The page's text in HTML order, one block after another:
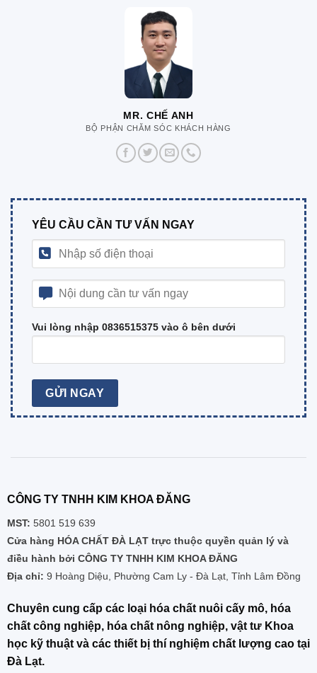
MR. CHẾ ANH
BỘ PHẬN CHĂM SÓC KHÁCH HÀNG
YÊU CẦU CẦN TƯ VẤN NGAY
Vui lòng nhập 0836515375 vào ô bên dưới
CÔNG TY TNHH KIM KHOA ĐĂNG
MST: 5801 519 639
Cửa hàng HÓA CHẤT ĐÀ LẠT trực thuộc quyền quản lý và
điều hành bởi CÔNG TY TNHH KIM KHOA ĐĂNG
Địa chỉ: 9 Hoàng Diệu, Phường Cam Ly - Đà Lạt, Tỉnh Lâm Đồng
Chuyên cung cấp các loại hóa chất nuôi cấy mô, hóa
chất công nghiệp, hóa chất nông nghiệp, vật tư Khoa
học kỹ thuật và các thiết bị thí nghiệm chất lượng cao tại
Đà Lạt.